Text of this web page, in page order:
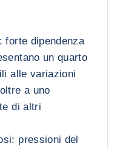
forte dipendenza
un quarto
alle variazioni
a uno
di altri
pressioni del